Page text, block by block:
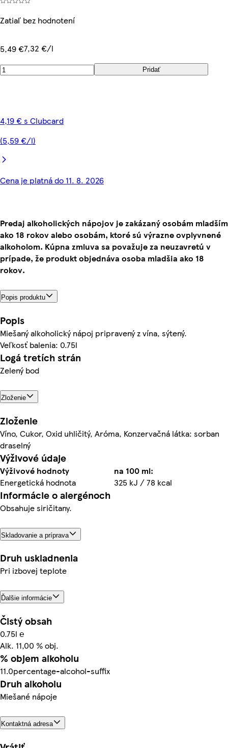
Zatiaľ bez hodnotení
5,49 €7,32 €/l
Pridať
4,19 € s Clubcard
(5,59 €/l)
Cena je platná do 11. 8. 2026
Predaj alkoholických nápojov je zakázaný osobám mladším
ako 18 rokov alebo osobám, ktoré sú výrazne ovplyvnené
alkoholom. Kúpna zmluva sa považuje za neuzavretú v
prípade, že produkt objednáva osoba mladšia ako 18
rokov.
Popis produktu
Popis
Miešaný alkoholický nápoj pripravený z vína, sýtený.
Veľkosť balenia: 0.75l
Logá tretích strán
Zelený bod
Zloženie
Zloženie
Víno, Cukor, Oxid uhličitý, Aróma, Konzervačná látka: sorban
draselný
Výživové údaje
Výživové hodnoty
na 100 ml:
Energetická hodnota
325 kJ / 78 kcal
Informácie o alergénoch
Obsahuje siričitany.
Skladovanie a príprava
Druh uskladnenia
Pri izbovej teplote
Ďalšie informácie
Čistý obsah
0.75l ℮
Alk. 11,00 % obj.
% objem alkoholu
11.0percentage-alcohol-suffix
Druh alkoholu
Miešané nápoje
Kontaktná adresa